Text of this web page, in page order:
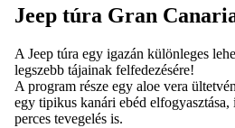
Jeep túra Gran
A Jeep túra egy igazán különleges
legszebb tájainak felfedezésére!
A program része egy aloe vera
egy tipikus kanári ebéd
perces tevegelés is.